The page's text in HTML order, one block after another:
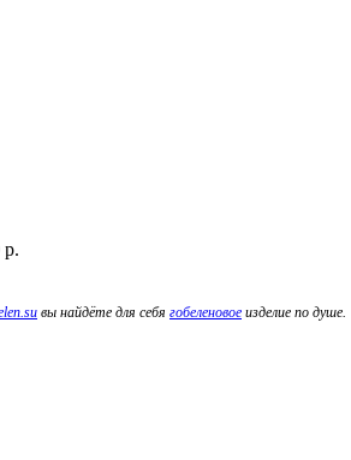
р.
вы найдёте для себя гобеленовое изделие по душе.